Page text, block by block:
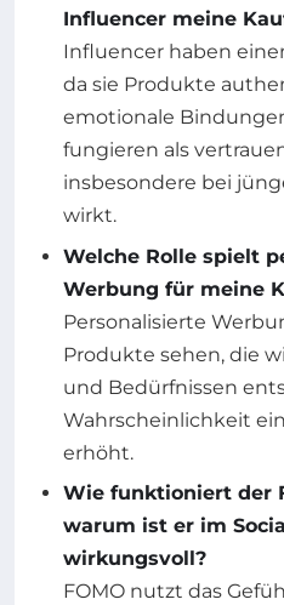
Influencer meine
Influencer haben
da sie Produkte
emotionale
fungieren als
insbesondere bei
wirkt.
Welche Rolle spielt
Werbung für meine
Personalisierte
Produkte sehen, die
und Bedürfnissen
Wahrscheinlichkeit
erhöht.
Wie funktioniert der
warum ist er im
wirkungsvoll?
FOMO nutzt das